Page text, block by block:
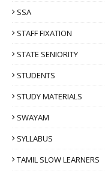
SSA
STAFF FIXATION
STATE SENIORITY
STUDENTS
STUDY MATERIALS
SWAYAM
SYLLABUS
TAMIL SLOW LEARNERS